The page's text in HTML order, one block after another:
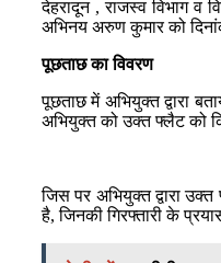
देहरादून , राजस्व विभाग व
अभिनय अरुण कुमार को
पूछताछ का विवरण
पूछताछ में अभियुक्त द्वारा
अभियुक्त को उक्त फ्लैट को
जिस पर अभियुक्त द्वारा
है, जिनकी गिरफ्तारी के